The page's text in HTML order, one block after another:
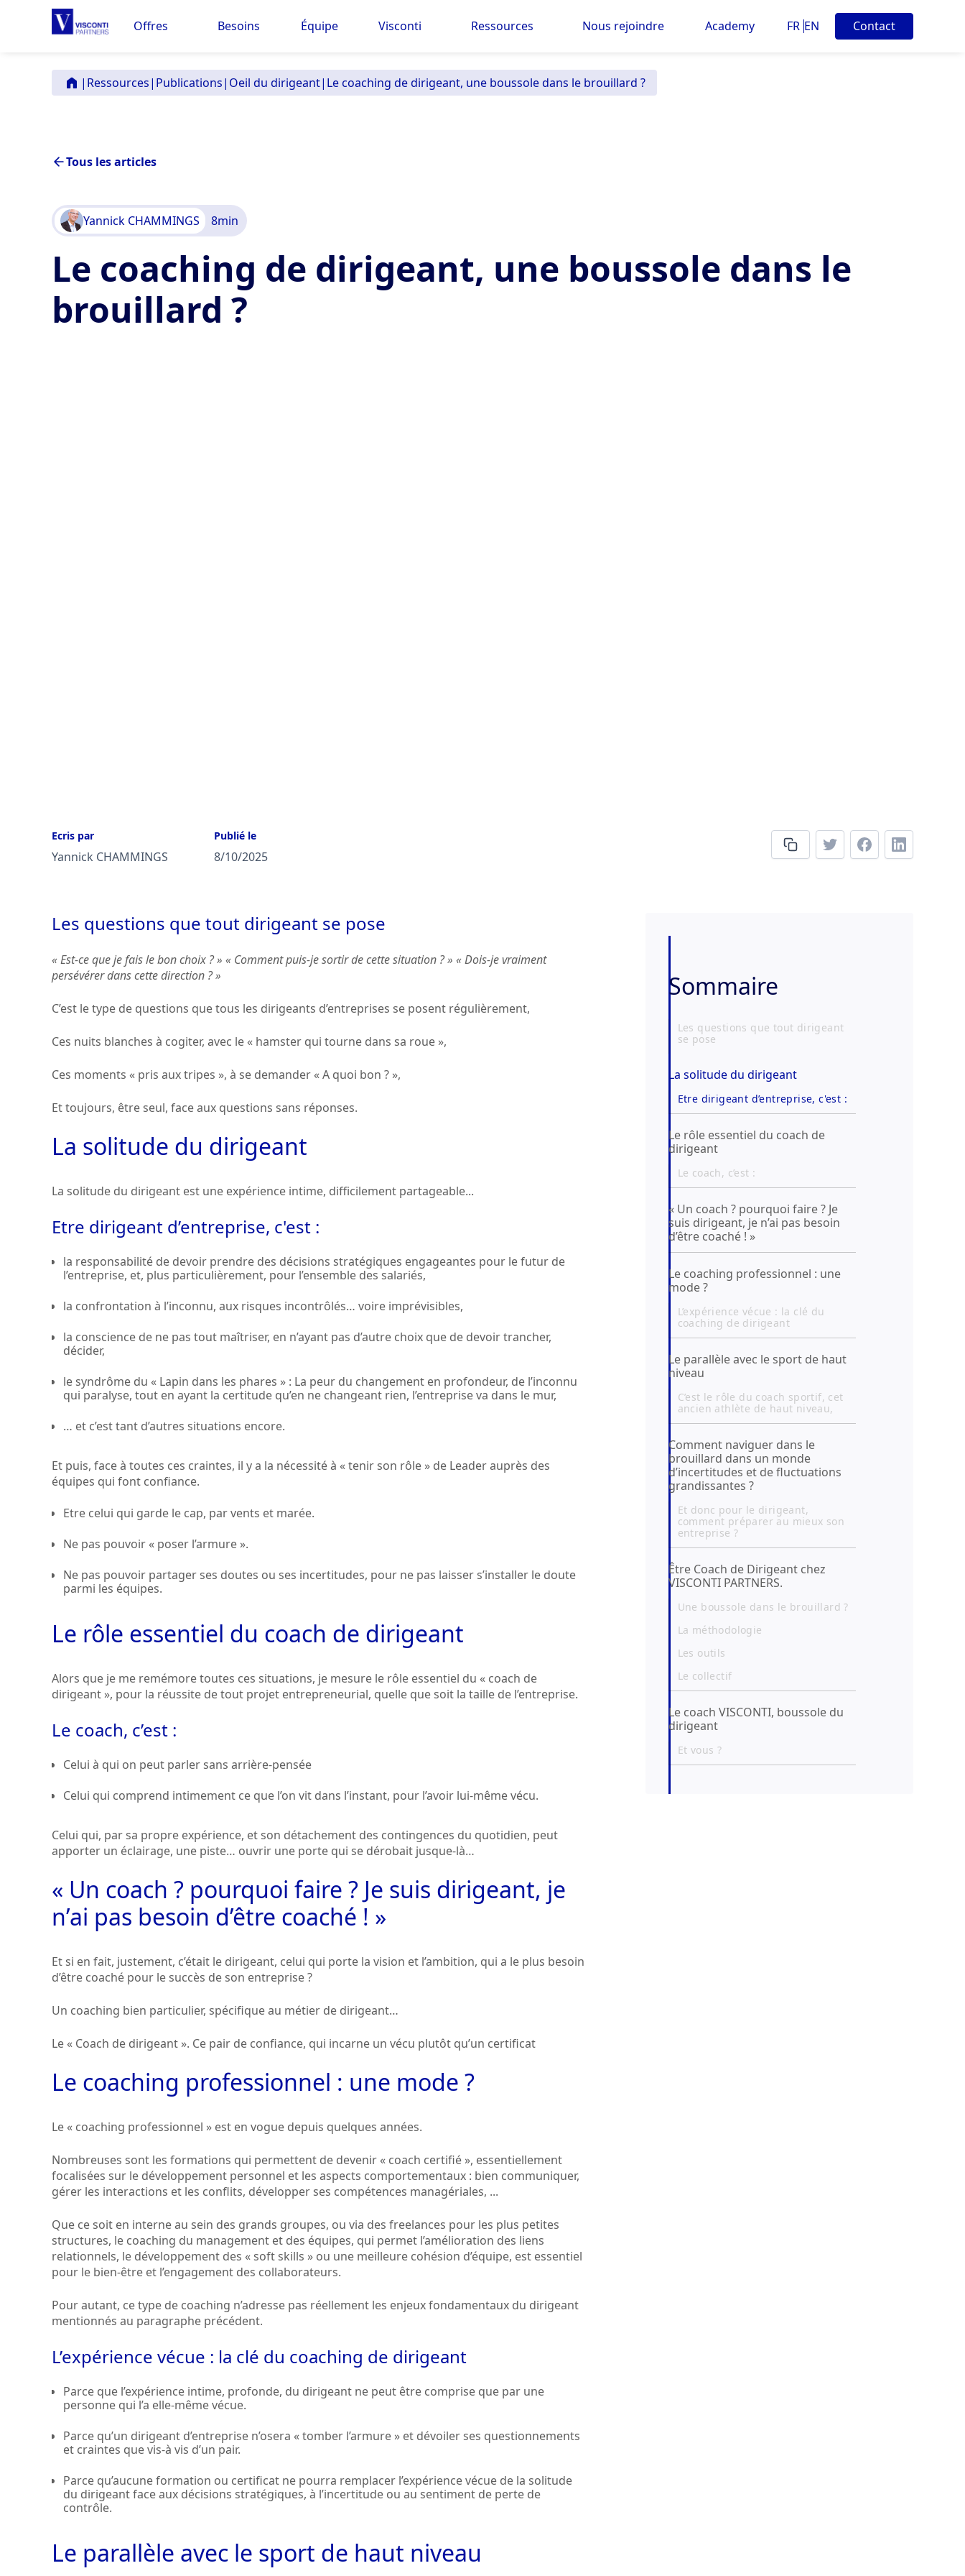
Offres Besoins Équipe Visconti Ressources Nous rejoindre Academy FR EN Contact
| Ressources| Publications| Oeil du dirigeant| Le coaching de dirigeant, une boussole dans le brouillard ?
Tous les articles
Yannick CHAMMINGS 8min
Le coaching de dirigeant, une boussole dans le
brouillard ?
Ecris par
Yannick CHAMMINGS
Publié le
8/10/2025
Les questions que tout dirigeant se pose
« Est-ce que je fais le bon choix ? » « Comment puis-je sortir de cette situation ? » « Dois-je vraiment
persévérer dans cette direction ? »
C’est le type de questions que tous les dirigeants d’entreprises se posent régulièrement,
Ces nuits blanches à cogiter, avec le « hamster qui tourne dans sa roue »,
Ces moments « pris aux tripes », à se demander « A quoi bon ? »,
Et toujours, être seul, face aux questions sans réponses.
La solitude du dirigeant
La solitude du dirigeant est une expérience intime, difficilement partageable...
Etre dirigeant d’entreprise, c'est :
la responsabilité de devoir prendre des décisions stratégiques engageantes pour le futur de
l’entreprise, et, plus particulièrement, pour l’ensemble des salariés,
la confrontation à l’inconnu, aux risques incontrôlés… voire imprévisibles,
la conscience de ne pas tout maîtriser, en n’ayant pas d’autre choix que de devoir trancher,
décider,
le syndrôme du « Lapin dans les phares » : La peur du changement en profondeur, de l’inconnu
qui paralyse, tout en ayant la certitude qu’en ne changeant rien, l’entreprise va dans le mur,
… et c’est tant d’autres situations encore.
Et puis, face à toutes ces craintes, il y a la nécessité à « tenir son rôle » de Leader auprès des
équipes qui font confiance.
Etre celui qui garde le cap, par vents et marée.
Ne pas pouvoir « poser l’armure ».
Ne pas pouvoir partager ses doutes ou ses incertitudes, pour ne pas laisser s’installer le doute
parmi les équipes.
Le rôle essentiel du coach de dirigeant
Alors que je me remémore toutes ces situations, je mesure le rôle essentiel du « coach de
dirigeant », pour la réussite de tout projet entrepreneurial, quelle que soit la taille de l’entreprise.
Le coach, c’est :
Celui à qui on peut parler sans arrière-pensée
Celui qui comprend intimement ce que l’on vit dans l’instant, pour l’avoir lui-même vécu.
Celui qui, par sa propre expérience, et son détachement des contingences du quotidien, peut
apporter un éclairage, une piste… ouvrir une porte qui se dérobait jusque-là…
« Un coach ? pourquoi faire ? Je suis dirigeant, je
n’ai pas besoin d’être coaché ! »
Et si en fait, justement, c’était le dirigeant, celui qui porte la vision et l’ambition, qui a le plus besoin
d’être coaché pour le succès de son entreprise ?
Un coaching bien particulier, spécifique au métier de dirigeant…
Le « Coach de dirigeant ». Ce pair de confiance, qui incarne un vécu plutôt qu’un certificat
Le coaching professionnel : une mode ?
Le « coaching professionnel » est en vogue depuis quelques années.
Nombreuses sont les formations qui permettent de devenir « coach certifié », essentiellement
focalisées sur le développement personnel et les aspects comportementaux : bien communiquer,
gérer les interactions et les conflits, développer ses compétences managériales, ...
Que ce soit en interne au sein des grands groupes, ou via des freelances pour les plus petites
structures, le coaching du management et des équipes, qui permet l’amélioration des liens
relationnels, le développement des « soft skills » ou une meilleure cohésion d’équipe, est essentiel
pour le bien-être et l’engagement des collaborateurs.
Pour autant, ce type de coaching n’adresse pas réellement les enjeux fondamentaux du dirigeant
mentionnés au paragraphe précédent.
L’expérience vécue : la clé du coaching de dirigeant
Parce que l’expérience intime, profonde, du dirigeant ne peut être comprise que par une
personne qui l’a elle-même vécue.
Parce qu’un dirigeant d’entreprise n’osera « tomber l’armure » et dévoiler ses questionnements
et craintes que vis-à vis d’un pair.
Parce qu’aucune formation ou certificat ne pourra remplacer l’expérience vécue de la solitude
du dirigeant face aux décisions stratégiques, à l’incertitude ou au sentiment de perte de
contrôle.
Le parallèle avec le sport de haut niveau
Sommaire
Les questions que tout dirigeant
se pose
La solitude du dirigeant
Etre dirigeant d’entreprise, c'est :
Le rôle essentiel du coach de
dirigeant
Le coach, c’est :
« Un coach ? pourquoi faire ? Je
suis dirigeant, je n’ai pas besoin
d’être coaché ! »
Le coaching professionnel : une
mode ?
L’expérience vécue : la clé du
coaching de dirigeant
Le parallèle avec le sport de haut
niveau
C’est le rôle du coach sportif, cet
ancien athlète de haut niveau,
Comment naviguer dans le
brouillard dans un monde
d’incertitudes et de fluctuations
grandissantes ?
Et donc pour le dirigeant,
comment préparer au mieux son
entreprise ?
Être Coach de Dirigeant chez
VISCONTI PARTNERS.
Une boussole dans le brouillard ?
La méthodologie
Les outils
Le collectif
Le coach VISCONTI, boussole du
dirigeant
Et vous ?